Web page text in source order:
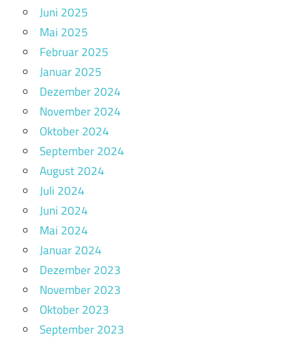
Juni 2025
Mai 2025
Februar 2025
Januar 2025
Dezember 2024
November 2024
Oktober 2024
September 2024
August 2024
Juli 2024
Juni 2024
Mai 2024
Januar 2024
Dezember 2023
November 2023
Oktober 2023
September 2023